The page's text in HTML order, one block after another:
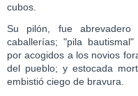
cubos.
Su pilón, fue abrevadero
caballerías; "pila
por acogidos a los novios
del pueblo; y estocada
embistió ciego de bravura.